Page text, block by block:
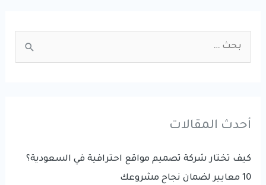
السعودية
2026
شاملc
f
o
أحدث المقالات
كيف تختار شركة تصميم مواقع احترافية في السعودية؟
10 معايير لضمان نجاح مشروعك